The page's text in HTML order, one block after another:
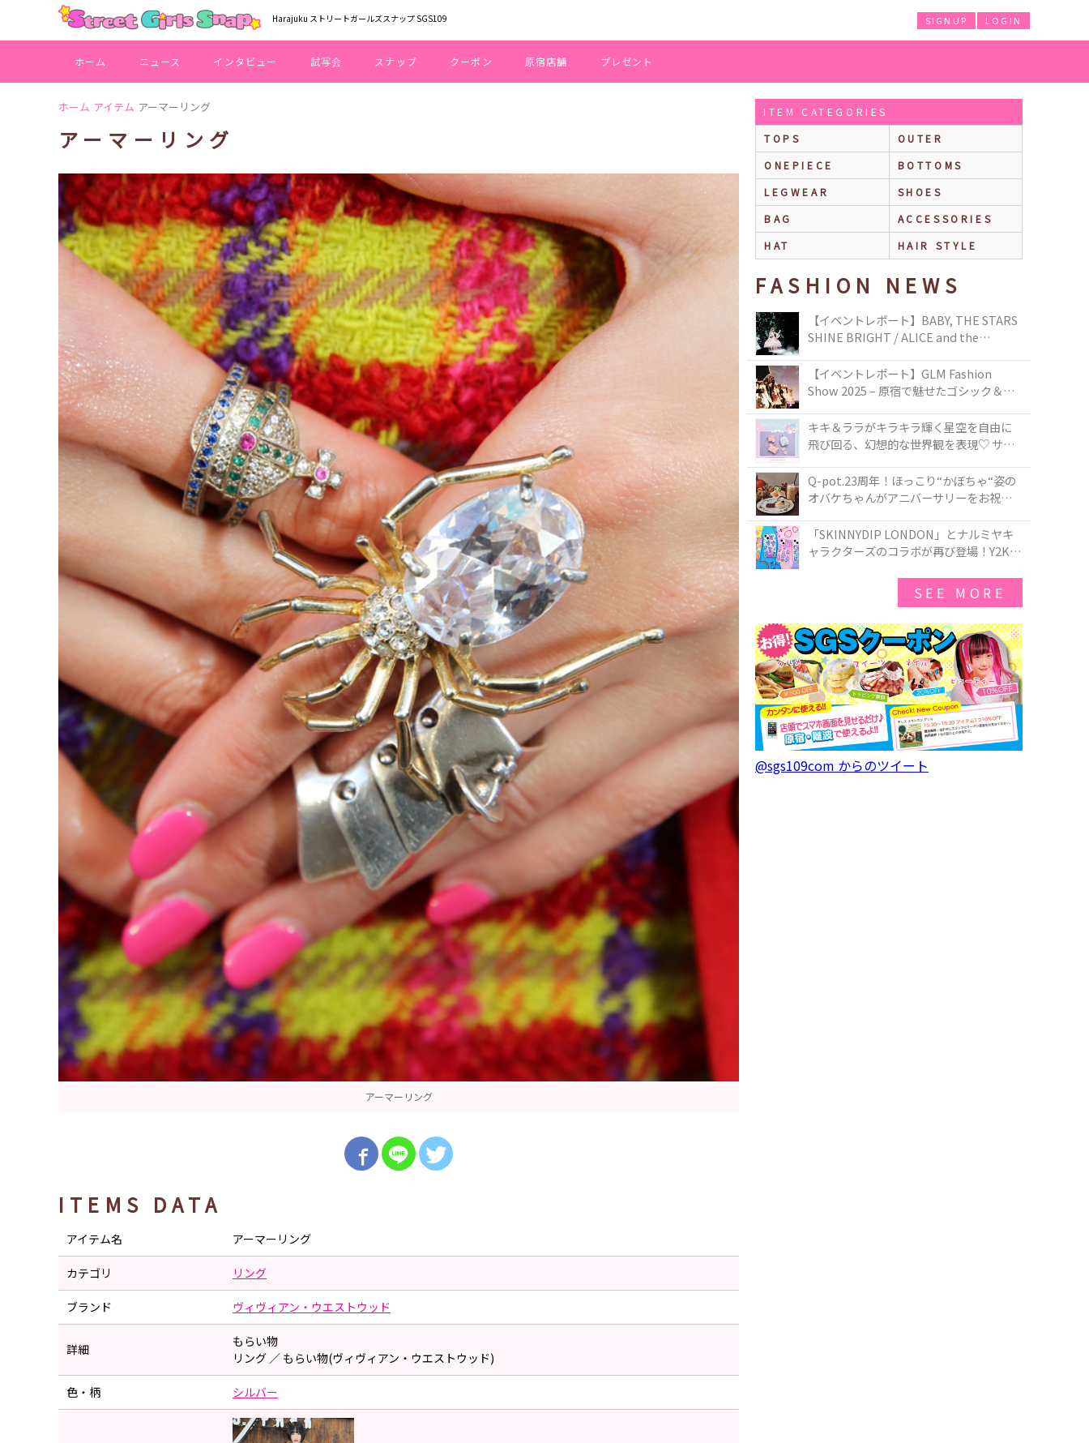
Harajuku ストリートガールズスナップ SGS109 LOGIN
SIGNUP
ホーム ニュース インタビュー 試写会 スナップ クーポン 原宿店舗 プレゼント
ホーム アイテム アーマーリング
アーマーリング
アーマーリング
ITEMS DATA
アイテム名 アーマーリング
カテゴリ リング
ブランド ヴィヴィアン・ウエストウッド
詳細
もらい物
リング ／ もらい物(ヴィヴィアン・ウエストウッド)
色・柄 シルバー
ITEM CATEGORIES
TOPS
OUTER
ONEPIECE
BOTTOMS
LEGWEAR
SHOES
BAG
ACCESSORIES
HAT
HAIR STYLE
FASHION NEWS
【イベントレポート】BABY, THE STARS
SHINE BRIGHT / ALICE and the
TOKYO
【イベントレポート】GLM Fashion
Show 2025 – 原宿で魅せたゴシック＆ロ
キキ＆ララがキラキラ輝く星空を自由に
飛び回る、幻想的な世界観を表現♡ サマ
50周年アニバーサリーイヤー』を記念し
たコレクションが登場
Q-pot.23周年！ほっこり“かぼちゃ“姿の
オバケちゃんがアニバーサリーをお祝い
ー」が新発売！Q-pot CAFE.では「かぼち
ゃのオバケーキプレート」も登場
「SKINNYDIP LONDON」とナルミヤキ
ャラクターズのコラボが再び登場！Y2Kム
SEE MORE
@sgs109com からのツイート